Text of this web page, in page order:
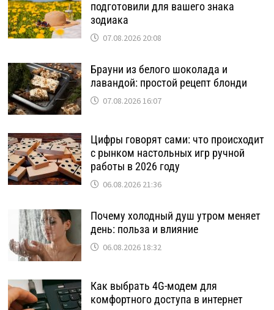
подготовили для вашего знака
зодиака
07.08.2026 20:08
Брауни из белого шоколада и
лавандой: простой рецепт блонди
07.08.2026 16:07
Цифры говорят сами: что происходит
с рынком настольных игр ручной
работы в 2026 году
06.08.2026 21:36
Почему холодный душ утром меняет
день: польза и влияние
06.08.2026 18:32
Как выбрать 4G-модем для
комфортного доступа в интернет